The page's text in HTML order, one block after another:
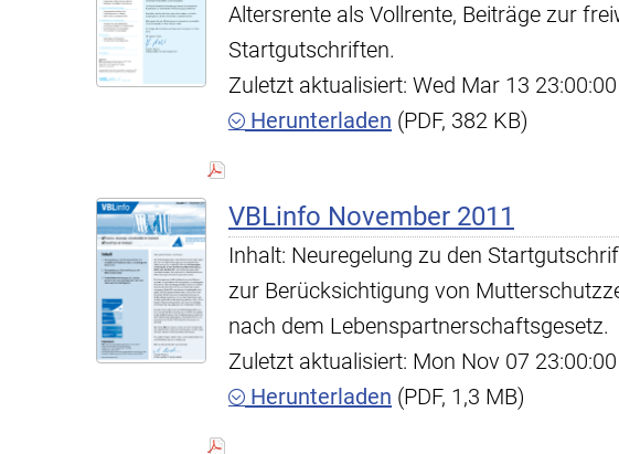
Altersrente als Vollrente, Beiträge zur
Startgutschriften.
Zuletzt aktualisiert: Wed Mar 13
Herunterladen (PDF, 382 KB)
VBLinfo November 2011
Inhalt: Neuregelung zu den
zur Berücksichtigung von
nach dem Lebenspartnerschaftsgesetz.
Zuletzt aktualisiert: Mon Nov 07 23:00:00
Herunterladen (PDF, 1,3 MB)